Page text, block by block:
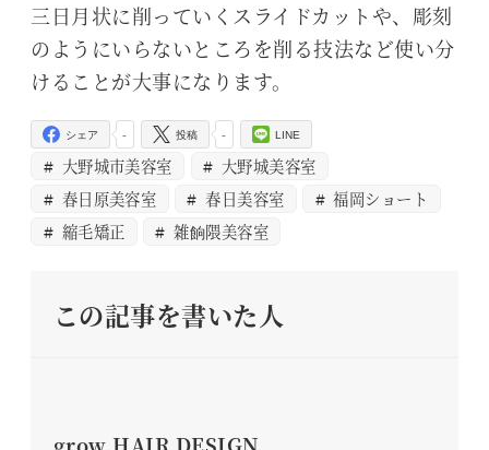
三日月状に削っていくスライドカットや、彫刻
のようにいらないところを削る技法など使い分
けることが大事になります。
-
シェア -
投稿 LINE
大野城市美容室
大野城美容室
春日原美容室
春日美容室
福岡ショート
縮毛矯正
雑餉隈美容室
この記事を書いた人